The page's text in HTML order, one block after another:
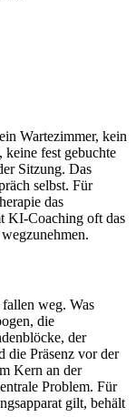
Wartezimmer, kein
fest gebuchte
Sitzung. Das
selbst. Für
das
KI-Coaching oft das
weg. Was
die
der
die Präsenz vor der
Kern an der
Problem. Für
gilt, behält